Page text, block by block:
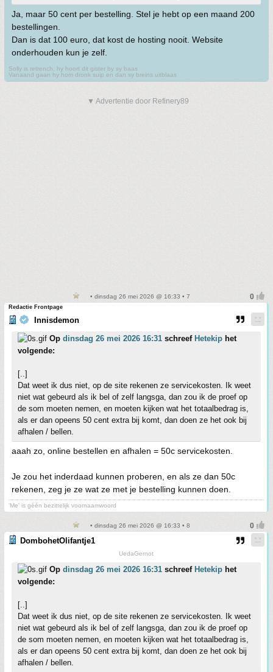
Ja, maar 50 cent per bestelling. Stel je hebt op een maand 200
bestellingen.
Dan is dat 100 euro, dat kost de hosting nooit. Website
onderhouden kun je zelf.
Solly is retrench, hy hoort dit gister by sy baas
Vanaand gaan hy hom dronk suip en dan sy breins uitblaas
▼ Advertentie door Refinery89
• dinsdag 26 mei 2026 @ 16:33 • 7
Redactie Frontpage
Innisdemon
Op dinsdag 26 mei 2026 16:31 schreef Hetekip het
volgende:
[..]
Dat weet ik dus niet, op de site rekenen ze servicekosten. Ik weet
niet wat gebeurd als ik bel of zelf langsga, dan zou ik de proef op
de som moeten nemen, en moeten kijken wat het totaalbedrag is,
als er dan opeens 50 cent extra bij komt, dan doen ze het ook bij
afhalen / bellen.
aaah zo, online bestellen en afhalen = 50c servicekosten.
Je zou het inderdaad kunnen proberen, en als ze dan 50c
rekenen, zeg je ze wat ze met je bestelling kunnen doen.
'Me' is géén bezittelijk voornaamwoord
• dinsdag 26 mei 2026 @ 16:33 • 8
DombohetOlifantje1
UedaGernot
Op dinsdag 26 mei 2026 16:31 schreef Hetekip het
volgende:
[..]
Dat weet ik dus niet, op de site rekenen ze servicekosten. Ik weet
niet wat gebeurd als ik bel of zelf langsga, dan zou ik de proef op
de som moeten nemen, en moeten kijken wat het totaalbedrag is,
als er dan opeens 50 cent extra bij komt, dan doen ze het ook bij
afhalen / bellen.